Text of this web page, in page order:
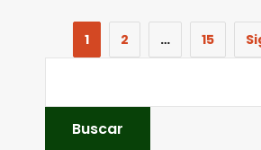
1 2 … 15